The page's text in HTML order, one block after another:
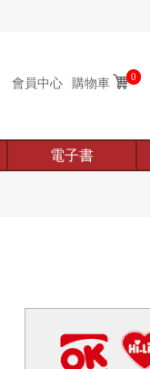
會員中心 購物車 0
電子書